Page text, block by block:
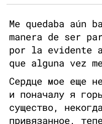
Me quedaba aún
manera de ser
por la evidente
que alguna vez
Сердце мое еще
и поначалу я
существо,
привязанное,